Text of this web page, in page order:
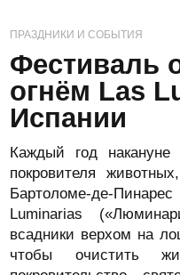
ПРАЗДНИКИ И СОБЫТИЯ
Фестиваль
огнём Las
Испании
Каждый год накануне
покровителя
Бартоломе-де-
Luminarias
всадники верхом на
чтобы очистить